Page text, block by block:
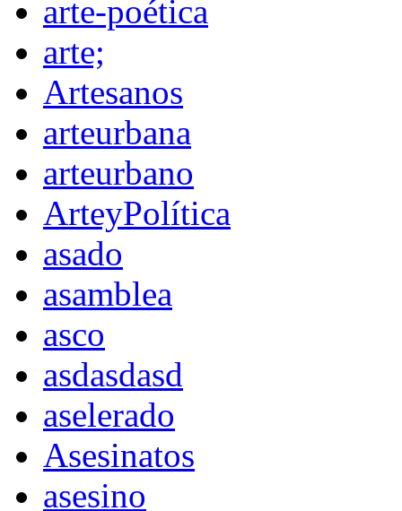
arte-poética
arte;
Artesanos
arteurbana
arteurbano
ArteyPolítica
asado
asamblea
asco
asdasdasd
aselerado
Asesinatos
asesino